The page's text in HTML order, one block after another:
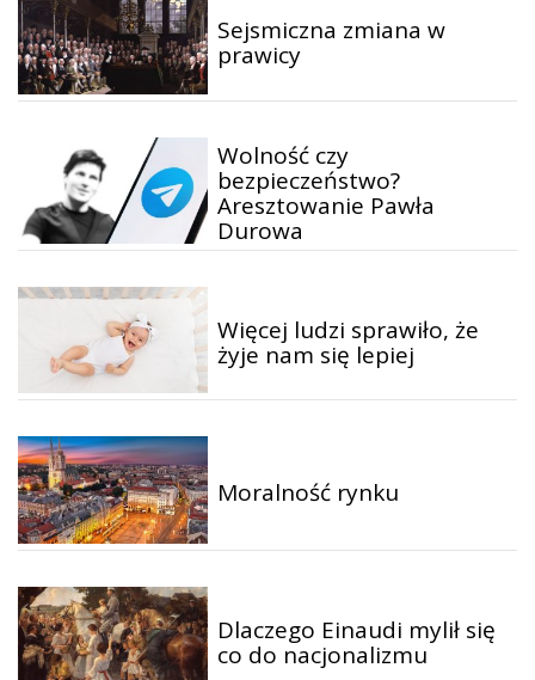
Sejsmiczna zmiana w
prawicy
Wolność czy
bezpieczeństwo?
Aresztowanie Pawła
Durowa
Więcej ludzi sprawiło, że
żyje nam się lepiej
Moralność rynku
Dlaczego Einaudi mylił się
co do nacjonalizmu